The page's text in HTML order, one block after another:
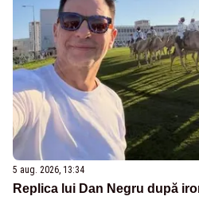
5 aug. 2026, 13:34
Replica lui Dan Negru după